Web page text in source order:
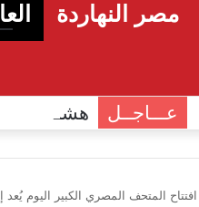
مصر النهاردة
عـــاجــل
افتتاح المتحف المصري الكبير اليوم